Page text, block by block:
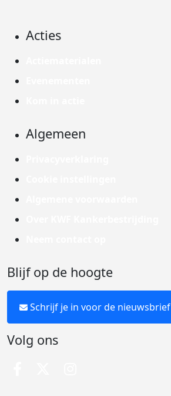
Acties
Algemeen
Blijf op de hoogte
Schrijf je in voor de nieuwsbrief
Volg ons